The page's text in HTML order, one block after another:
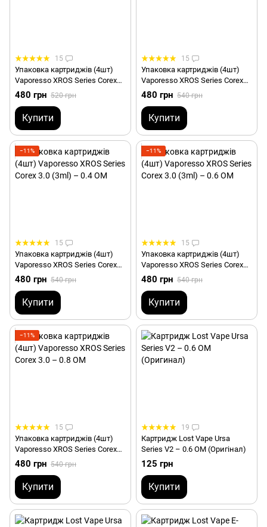
15
Упаковка картриджів (4шт)
Vaporesso XROS Series Corex
2.0 – 0.8 ОМ
480 грн 520 грн
Купити
15
Упаковка картриджів (4шт)
Vaporesso XROS Series Corex
3.0 – 0.4 ОМ
480 грн 540 грн
Купити
−11%
15
Упаковка картриджів (4шт)
Vaporesso XROS Series Corex
3.0 (3ml) – 0.4 ОМ
480 грн 540 грн
Купити
−11%
15
Упаковка картриджів (4шт)
Vaporesso XROS Series Corex
3.0 (3ml) – 0.6 ОМ
480 грн 540 грн
Купити
−11%
15
Упаковка картриджів (4шт)
Vaporesso XROS Series Corex
3.0 – 0.8 ОМ
480 грн 540 грн
Купити
19
Картридж Lost Vape Ursa
Series V2 – 0.6 ОМ (Оригінал)
125 грн
Купити